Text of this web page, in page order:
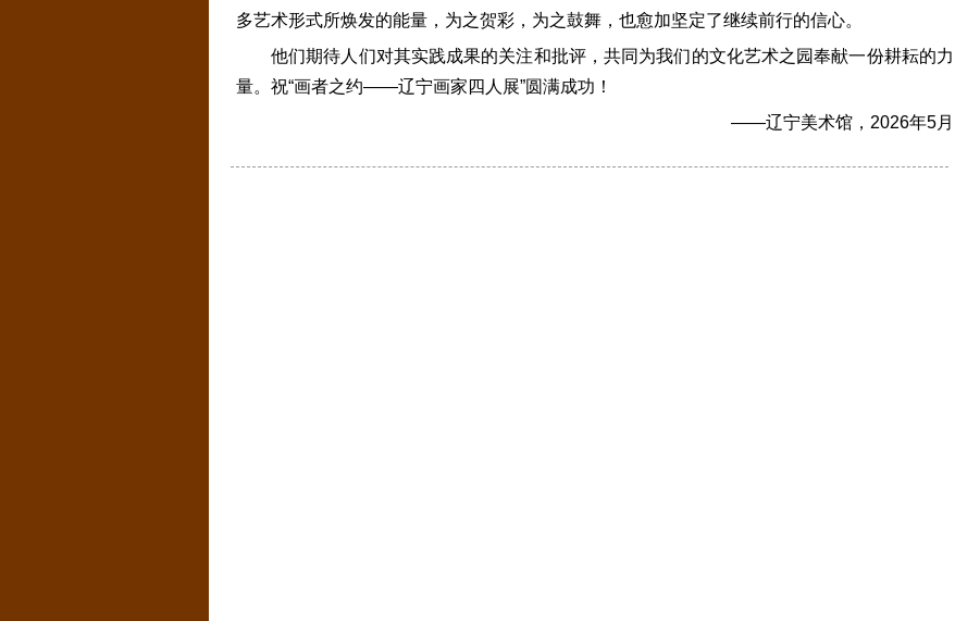
多艺术形式所焕发的能量，为之贺彩，为之鼓舞，也愈加坚定了继续前行的信心。
他们期待人们对其实践成果的关注和批评，共同为我们的文化艺术之园奉献一份耕耘的力
量。祝“画者之约——辽宁画家四人展”圆满成功！
——辽宁美术馆，2026年5月